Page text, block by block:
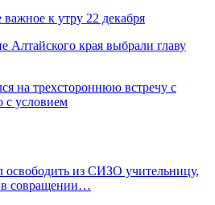
к утру 22 декабря
Алтайского края выбрали главу
на трехстороннюю встречу с
условием
освободить из СИЗО учительницу,
совращении…